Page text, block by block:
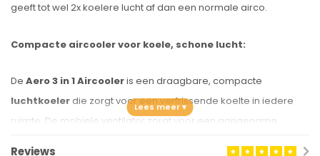
geeft tot wel 2x koelere lucht af dan een normale airco.
Compacte aircooler voor koele, schone lucht:
De Aero 3 in 1 Aircooleris een draagbare, compacte
luchtkoeler die zorgt voor een verfrissende koelte in iedere
ruimte. De mobiele ventilator zorgt voor een aangename
Reviews